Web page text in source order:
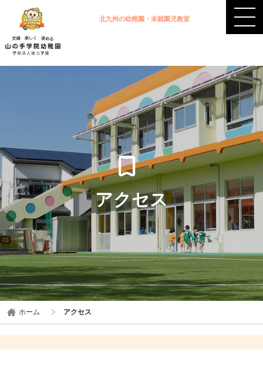
北九州の幼稚園・未就園児教室
アクセス
ホーム アクセス